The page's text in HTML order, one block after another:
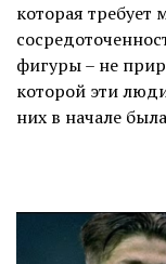
которая
фигуры – не
которой эти
них в начале